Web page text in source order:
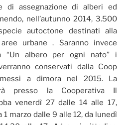
di assegnazione di alberi ed
nell’autunno 2014, 3.500
autoctone destinati alla
urbane . Saranno invece
“Un albero per ogni nato” i
conservati dalla Coop
a dimora nel 2015. La
presso la Cooperativa Il
venerdì 27 dalle 14 alle 17,
marzo dalle 9 alle 12, da lunedì